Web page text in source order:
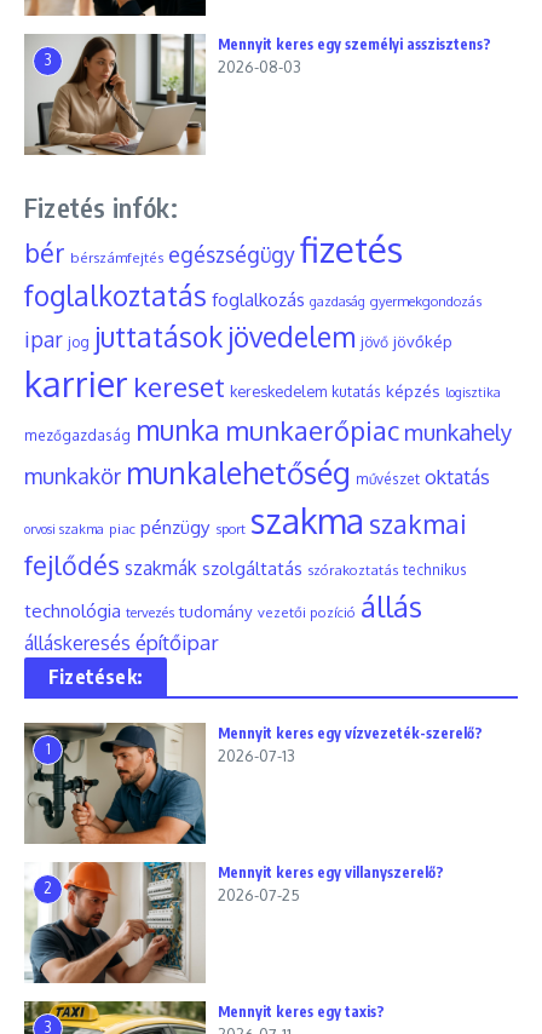
3
Mennyit keres egy személyi asszisztens?
2026-08-03
Fizetés infók:
bér bérszámfejtés egészségügyfizetés
foglalkoztatás foglalkozás gazdaság gyermekgondozás
ipar jog juttatások jövedelem jövő jövőkép
karrier kereset kereskedelem kutatás képzés logisztika
mezőgazdaság munka munkaerőpiac munkahely
munkakör munkalehetőség művészet oktatás
orvosi szakma piac pénzügy sport szakma szakmai
fejlődés szakmák szolgáltatás szórakoztatás technikus
technológia tervezés tudomány vezetői pozíció állás
álláskeresés építőipar
Fizetések:
1
Mennyit keres egy vízvezeték-szerelő?
2026-07-13
2
Mennyit keres egy villanyszerelő?
2026-07-25
3
Mennyit keres egy taxis?